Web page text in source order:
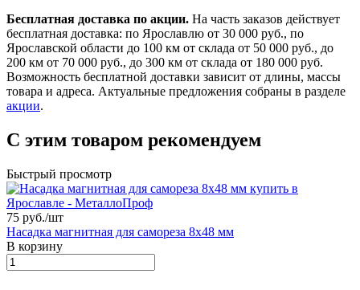
Бесплатная доставка по акции. На часть заказов действует
бесплатная доставка: по Ярославлю от 30 000 руб., по
Ярославской области до 100 км от склада от 50 000 руб., до
200 км от 70 000 руб., до 300 км от склада от 180 000 руб.
Возможность бесплатной доставки зависит от длины, массы
товара и адреса. Актуальные предложения собраны в разделе
акции.
С этим товаром рекомендуем
Быстрый просмотр
75 руб./шт
Насадка магнитная для самореза 8х48 мм
В корзину